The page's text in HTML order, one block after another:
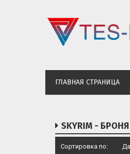
ГЛАВНАЯ СТРАНИЦА
SKYRIM -
Сортировка по: